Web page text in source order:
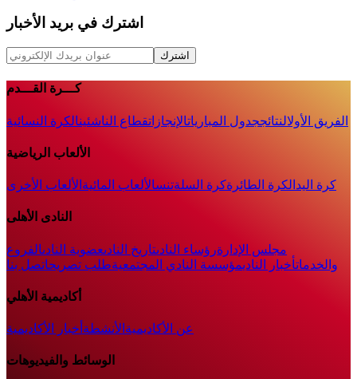
اشترك في بريد الأخبار
اشترك
كـــرة القـــدم
الفريق الأولالنتائججدول المبارياتالإنجازاتقطاع الناشئينالكرة النسائية
الألعاب الرياضية
كرة اليد الكرة الطائرةكرة السلةتنسالألعاب المائية الألعاب الأخرى
النادى الأهلى
مجلس الإدارةرؤساء النادىتاريخ النادىعضوية النادىالفروع
والخدماتأخبار الناديمؤسسة النادي المجتمعيةطلب تصريحاتصل بنا
أكاديمية الأهلي
عن الأكاديمية الأنشطة أخبار الأكاديمية
الوسائط والفيديوهات